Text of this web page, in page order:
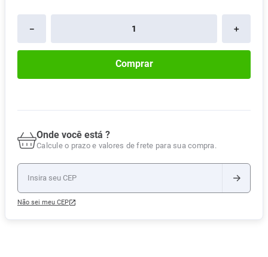
＋
－
Comprar
Onde você está ?
Calcule o prazo e valores de frete para sua compra.
Não sei meu CEP